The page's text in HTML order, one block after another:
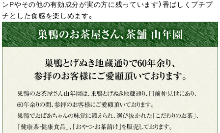
ンPやその他の有効成分が実の方に残っています）香ばしくプチプ
チとした食感を楽しめます。